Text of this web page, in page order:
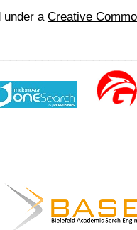
a Creative